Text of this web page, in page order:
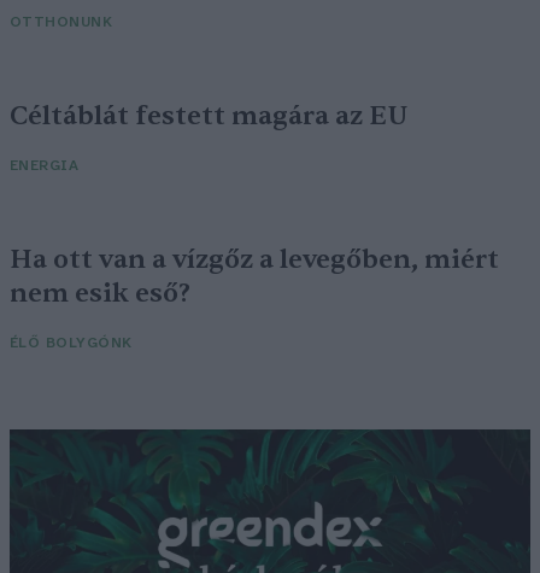
OTTHONUNK
Céltáblát festett magára az EU
ENERGIA
Ha ott van a vízgőz a levegőben, miért
nem esik eső?
ÉLŐ BOLYGÓNK